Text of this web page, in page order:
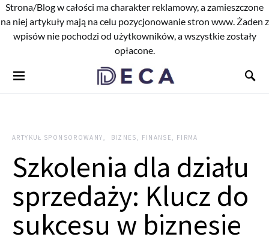
Strona/Blog w całości ma charakter reklamowy, a zamieszczone
na niej artykuły mają na celu pozycjonowanie stron www. Żaden z
wpisów nie pochodzi od użytkowników, a wszystkie zostały
opłacone.
ARTYKUŁ SPONSOROWANY BIZNES, FINANSE, FIRMA
Szkolenia dla działu
sprzedaży: Klucz do
sukcesu w biznesie